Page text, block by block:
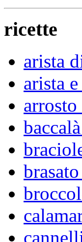
ricette
arista
arista
arrosto